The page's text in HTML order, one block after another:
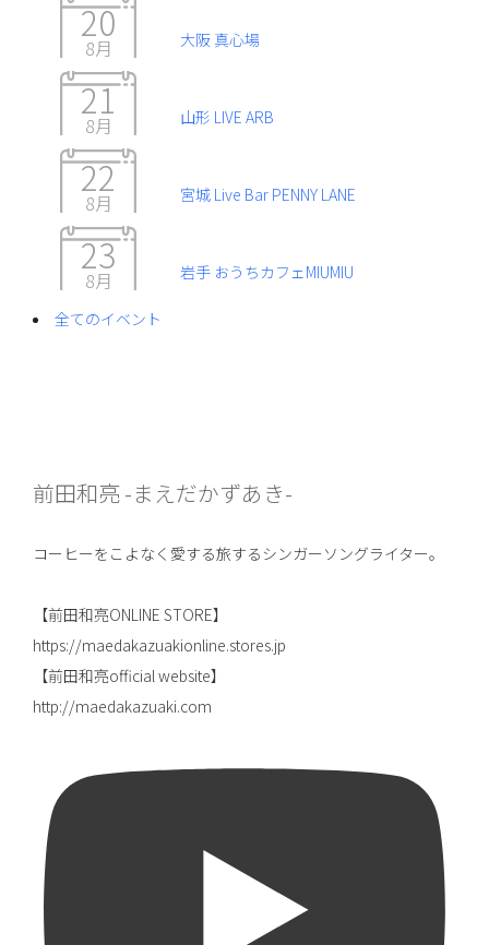
20
8月 大阪 真心場
21
8月 山形 LIVE ARB
22
8月 宮城 Live Bar PENNY LANE
23
8月 岩手 おうちカフェMIUMIU
全てのイベント
前田和亮 -まえだかずあき-
コーヒーをこよなく愛する旅するシンガーソングライター。
【前田和亮ONLINE STORE】
https://maedakazuakionline.stores.jp
【前田和亮official website】
http://maedakazuaki.com